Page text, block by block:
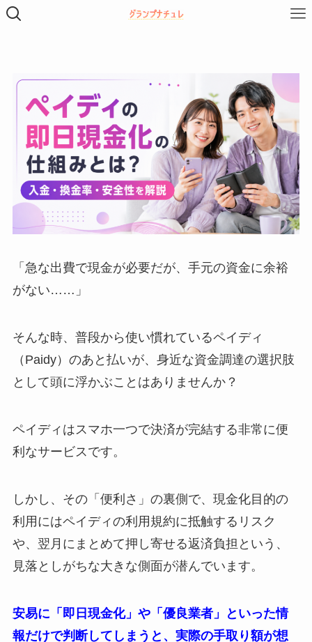
「急な出費で現金が必要だが、手元の資金に余裕
がない……」
そんな時、普段から使い慣れているペイディ
（Paidy）のあと払いが、身近な資金調達の選択肢
として頭に浮かぶことはありませんか？
ペイディはスマホ一つで決済が完結する非常に便
利なサービスです。
しかし、その「便利さ」の裏側で、現金化目的の
利用にはペイディの利用規約に抵触するリスク
や、翌月にまとめて押し寄せる返済負担という、
見落としがちな大きな側面が潜んでいます。
安易に「即日現金化」や「優良業者」といった情
報だけで判断してしまうと、実際の手取り額が想